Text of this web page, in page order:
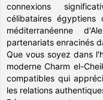
connexions
célibataires
méditerranéenne
partenariats enracinés
Que vous soyez dans
moderne Charm el-
compatibles qui
les relations